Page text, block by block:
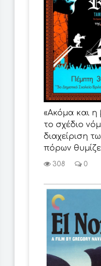
«Ακόμα και η
το σχέδιο
διαχείριση
πόρων
308 0